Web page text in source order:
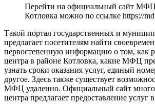
Перейти на официальный сайт
Котловка можно по ссылке https://
Такой портал государственных и
предлагает посетителям найти
первостепенную информацию о том, как
центра в районе Котловка, какие МФЦ
узнать сроки оказания услуг, единый
другое. Здесь также существует
МФЦ удаленно. Официальный сайт
центра предлагает предоставление услуг